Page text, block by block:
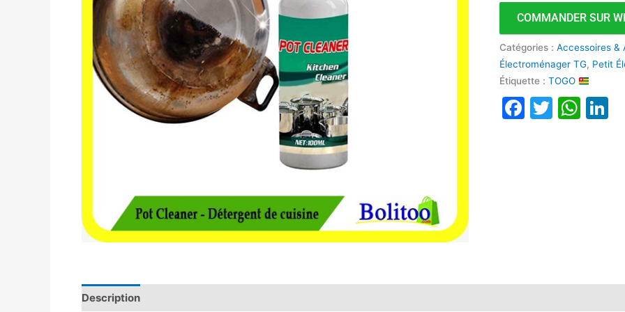
COMMANDER SUR
Catégories :Accessoires &
Électroménager TG, Petit
Étiquette :TOGO
Facebook
Twitter
Description